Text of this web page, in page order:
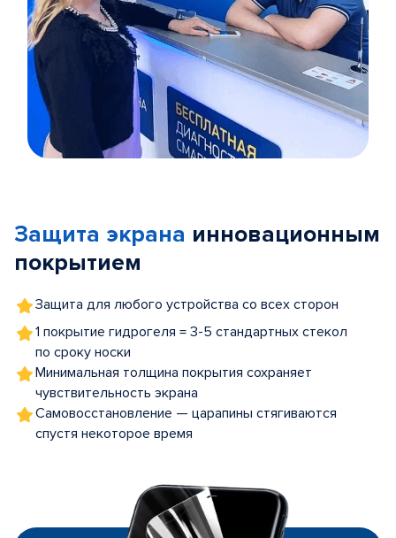
5
Защита экрана инновационным
покрытием
Защита для любого устройства со всех сторон
1 покрытие гидрогеля = 3-5 стандартных стекол
по сроку носки
Минимальная толщина покрытия сохраняет
чувствительность экрана
Самовосстановление — царапины стягиваются
спустя некоторое время